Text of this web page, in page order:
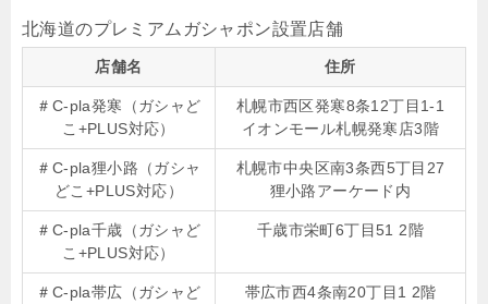
北海道のプレミアムガシャポン設置店舗
店舗名 住所
＃C-pla発寒（ガシャど
こ+PLUS対応）
札幌市西区発寒8条12丁目1-1
イオンモール札幌発寒店3階
＃C-pla狸小路（ガシャ
どこ+PLUS対応）
札幌市中央区南3条西5丁目27
狸小路アーケード内
＃C-pla千歳（ガシャど
こ+PLUS対応）
千歳市栄町6丁目51 2階
＃C-pla帯広（ガシャど
帯広市西4条南20丁目1 2階